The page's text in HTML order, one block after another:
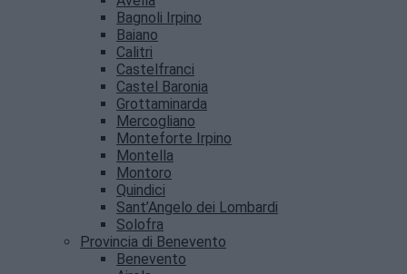
Bagnoli Irpino
Baiano
Calitri
Castelfranci
Castel Baronia
Grottaminarda
Mercogliano
Monteforte Irpino
Montella
Montoro
Quindici
Sant’Angelo dei Lombardi
Solofra
Provincia di Benevento
Benevento